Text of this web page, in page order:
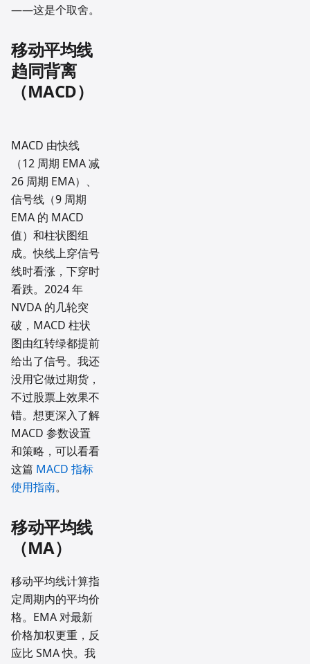
——这是个取舍。
移动平均线
趋同背离
（MACD）
MACD 由快线
（12 周期 EMA 减
26 周期 EMA）、
信号线（9 周期
EMA 的 MACD
值）和柱状图组
成。快线上穿信号
线时看涨，下穿时
看跌。2024 年
NVDA 的几轮突
破，MACD 柱状
图由红转绿都提前
给出了信号。我还
没用它做过期货，
不过股票上效果不
错。想更深入了解
MACD 参数设置
和策略，可以看看
这篇 MACD 指标
使用指南。
移动平均线
（MA）
移动平均线计算指
定周期内的平均价
格。EMA 对最新
价格加权更重，反
应比 SMA 快。我